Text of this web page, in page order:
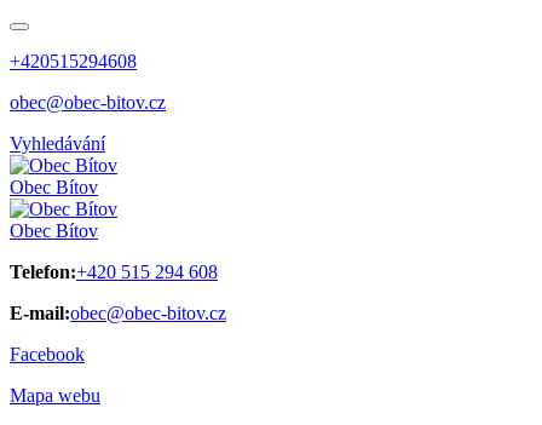
+420515294608
obec@obec-bitov.cz
Vyhledávání
Obec Bítov
Obec Bítov
Telefon:+420 515 294 608
E-mail:obec@obec-bitov.cz
Facebook
Mapa webu